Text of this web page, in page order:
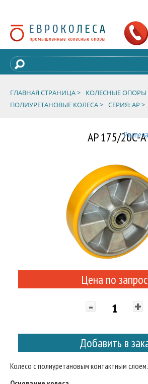
ГЛАВНАЯ СТРАНИЦА >
КОЛЕСНЫЕ ОПОРЫ
ПОЛИУРЕТАНОВЫЕ КОЛЕСА > СЕРИЯ: AP >
AP 175/20C-A
Цена по
- +
Добавить в
Колесо с полиуретановым контактным слоем.